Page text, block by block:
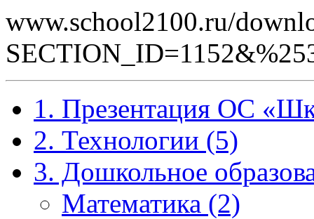
www.school2100.ru/
1. Презентация ОС
2. Технологии (5)
3. Дошкольное
Математика (2)